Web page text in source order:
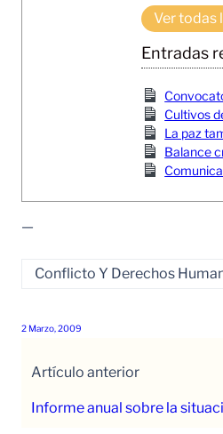
Ver todas
Entradas
Cultivos
La paz
Balance
—
Conflicto Y Derechos
2 Marzo, 2009
Artículo anterior
Informe anual sobre la